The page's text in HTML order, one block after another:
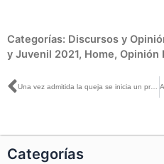
Categorías: Discursos y
y Juvenil 2021, Home, Opinión
Ant
Categorías